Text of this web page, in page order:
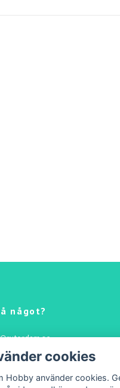
något?
cookies
Hobby använder cookies.